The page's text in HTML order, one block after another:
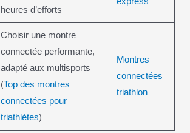
heures d’efforts
Choisir une montre
connectée performante,
adapté aux multisports
(Top des montres
connectées pour
triathlètes)
Montres
connectées
triathlon